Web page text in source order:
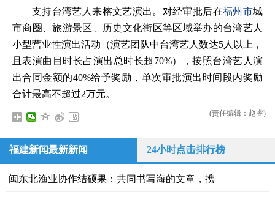
支持台湾艺人来榕文艺演出。对经审批后在福州市城
市商圈、旅游景区、历史文化街区等区域举办的台湾艺人
小型营业性演出活动（演艺团队中台湾艺人数达5人以上，
且表演曲目时长占演出总时长超70%），按照台湾艺人演
出合同金额的40%给予奖励，单次审批演出时间段内奖励
合计最高不超过2万元。
(责任编辑：赵睿)
福建新闻最新新闻 24小时点击排行榜
闽东北渔业协作结硕果：共同书写海的文章，携